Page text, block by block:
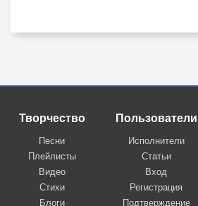
Творчество
Песни
Плейлисты
Видео
Стихи
Блоги
Пользователи
Исполнители
Статьи
Вход
Регистрация
Подтверждение